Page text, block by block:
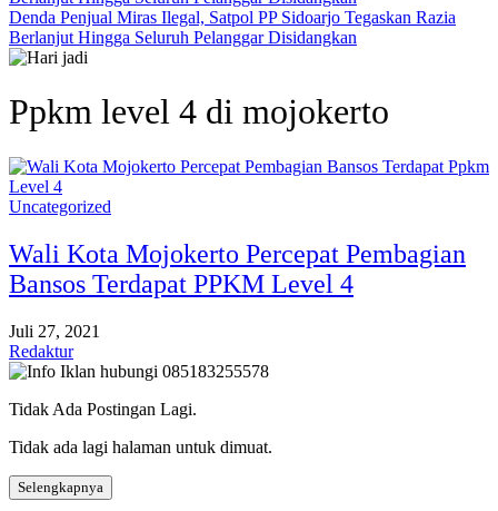
Denda Penjual Miras Ilegal, Satpol PP Sidoarjo Tegaskan Razia
Berlanjut Hingga Seluruh Pelanggar Disidangkan
Ppkm level 4 di mojokerto
Uncategorized
Wali Kota Mojokerto Percepat Pembagian
Bansos Terdapat PPKM Level 4
Juli 27, 2021
Redaktur
Tidak Ada Postingan Lagi.
Tidak ada lagi halaman untuk dimuat.
Selengkapnya